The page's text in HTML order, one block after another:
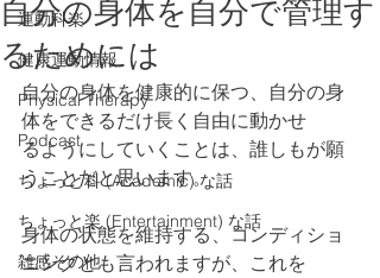
運動科楽
健康運動情報
Physical Therapy
Podcast
ちょっと科 (Academic) な話
ちょっと楽 (Entertainment) な話
雑感その他
自分の身体を自分で管理す
るためには
自分の身体を健康的に保つ、自分の身
体をできるだけ長く自由に動かせ
るようにしていくことは、誰しもが願
うことだと思います。
身体の状態を維持する、コンディショ
ニングとも言われますが、これを